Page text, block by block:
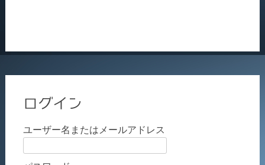
ログイン
ユーザー名またはメールアドレス